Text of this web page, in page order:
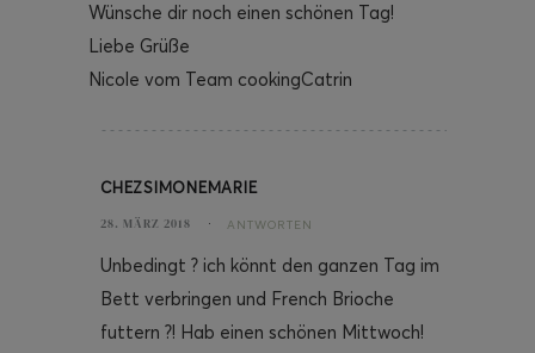
Wünsche dir noch einen schönen Tag!
Liebe Grüße
Nicole vom Team cookingCatrin
CHEZSIMONEMARIE
28. MÄRZ 2018 ANTWORTEN
Unbedingt ? ich könnt den ganzen Tag im
Bett verbringen und French Brioche
futtern ?! Hab einen schönen Mittwoch!